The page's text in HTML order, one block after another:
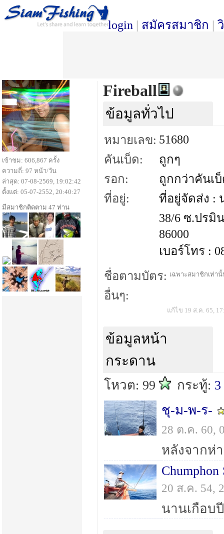
login | สมัครสมาชิก |
Fireball
ข้อมูลทั่วไป
หมายเลข: 51680
คันเบ็ด:
ถูกๆ
รอก:
ถูกกว่าคันเ
ที่อยู่:
ที่อยู่จัดส่ง :
38/6 ซ.ปรมิ
86000
เบอร์โทร :
ชื่อตามบัตร: เฉพาะสมาชิกเท่า
อื่นๆ:
แก้ไข 19 ส.ค. 65,
ข้อมูลหน้า
กระดาน
โหวต: 99 กระทู้: 3
ชุ-ม-พ-ร-
28 ต.ค. 60,
Chumphon
20 ส.ค. 54,
เข้าชม: 606,867 ครั้ง
ความถี่: 97 หน้า/วัน
ล่าสุด: 07-08-2569, 19:02:42
ตั้งแต่: 05-07-2552, 20:40:27
มีสมาชิกติดตาม 47 ท่าน